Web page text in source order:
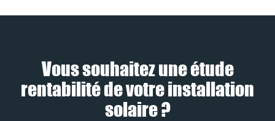
Vous souhaitez une étude
rentabilité de votre installation
solaire ?